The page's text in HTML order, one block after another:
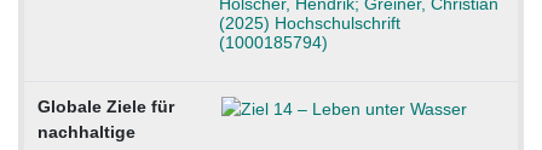
Hölscher, Hendrik; Greiner, Christian
(2025) Hochschulschrift
(1000185794)
Globale Ziele für
nachhaltige